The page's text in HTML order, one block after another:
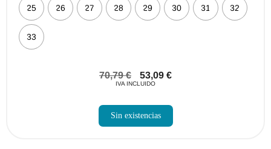
25 26 27 28 29 30 31 32
33
70,79€ 53,09 €
IVA INCLUIDO
Sin existencias